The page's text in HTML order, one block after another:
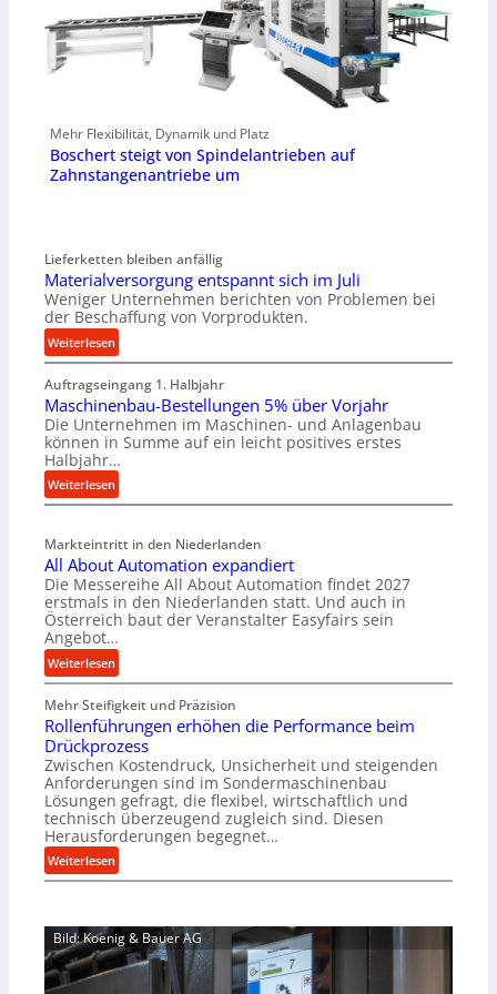
Mehr Flexibilität, Dynamik und Platz
Boschert steigt von Spindelantrieben auf
Zahnstangenantriebe um
Lieferketten bleiben anfällig
Materialversorgung entspannt sich im Juli
Weniger Unternehmen berichten von Problemen bei
der Beschaffung von Vorprodukten.
Weiterlesen:
M
a
t
e
r
i
a
l
e
r
s
o
u
n
g
e
n
t
s
p
a
n
s
i
c
Auftragseingang 1. Halbjahr
Maschinenbau-Bestellungen 5% über Vorjahr
Die Unternehmen im Maschinen- und Anlagenbau
können in Summe auf ein leicht positives erstes
Halbjahr…
Weiterlesen:
M
s
c
h
i
n
e
n
a
u
-
B
e
s
t
e
l
u
n
g
Markteintritt in den Niederlanden
All About Automation expandiert
Die Messereihe All About Automation findet 2027
erstmals in den Niederlanden statt. Und auch in
Österreich baut der Veranstalter Easyfairs sein
Angebot…
Weiterlesen:
A
l
l
A
b
o
u
t
A
u
m
a
Mehr Steifigkeit und Präzision
Rollenführungen erhöhen die Performance beim
Drückprozess
Zwischen Kostendruck, Unsicherheit und steigenden
Anforderungen sind im Sondermaschinenbau
Lösungen gefragt, die flexibel, wirtschaftlich und
technisch überzeugend zugleich sind. Diesen
Herausforderungen begegnet…
Weiterlesen:
R
l
l
e
Bild: Koenig & Bauer AG